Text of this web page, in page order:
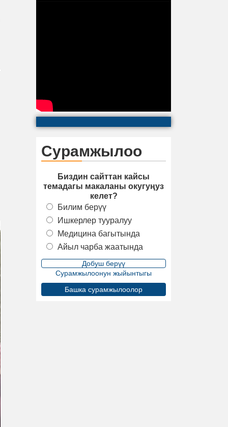
Сурамжылоо
Биздин сайттан кайсы
темадагы макаланы окугуңуз
келет?
Билим берүү
Ишкерлер тууралуу
Медицина багытында
Айыл чарба жаатында
Сурамжылоонун жыйынтыгы
Башка сурамжылоолор